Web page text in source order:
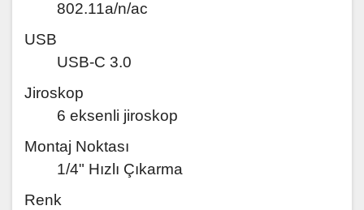
802.11a/n/ac
USB
USB-C 3.0
Jiroskop
6 eksenli jiroskop
Montaj Noktası
1/4" Hızlı Çıkarma
Renk